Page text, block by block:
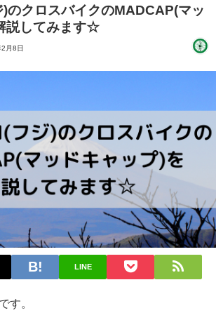
のクロスバイクのMADCAP(マッ
説してみます☆
月8日
LINE
す。